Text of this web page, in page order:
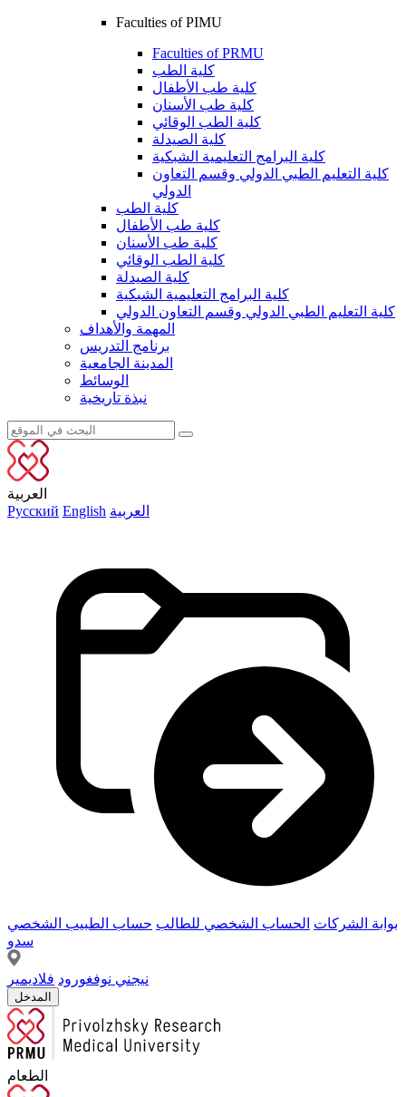
Faculties of PIMU
Faculties of PRMU
كلية الطب
كلية طب الأطفال
كلية طب الأسنان
كلية الطب الوقائي
كلية الصيدلة
كلية البرامج التعليمية الشبكية
كلية التعليم الطبي الدولي وقسم التعاون
الدولي
كلية الطب
كلية طب الأطفال
كلية طب الأسنان
كلية الطب الوقائي
كلية الصيدلة
كلية البرامج التعليمية الشبكية
كلية التعليم الطبي الدولي وقسم التعاون الدولي
المهمة والأهداف
برنامج التدريس
المدينة الجامعية
الوسائط
نبذة تاريخية
العربية
Русский English العربية
بوابة الشركات الحساب الشخصي للطالب حساب الطبيب الشخصي
سدو
نيجني نوفغورود فلاديمير
المدخل
الطعام